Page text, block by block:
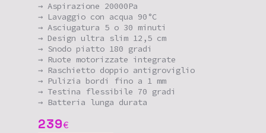
→ Aspirazione 20000Pa
→ Lavaggio con acqua 90°C
→ Asciugatura 5 o 30 minuti
→ Design ultra slim 12,5 cm
→ Snodo piatto 180 gradi
→ Ruote motorizzate integrate
→ Raschietto doppio antigroviglio
→ Pulizia bordi fino a 1 mm
→ Testina flessibile 70 gradi
→ Batteria lunga durata
239€